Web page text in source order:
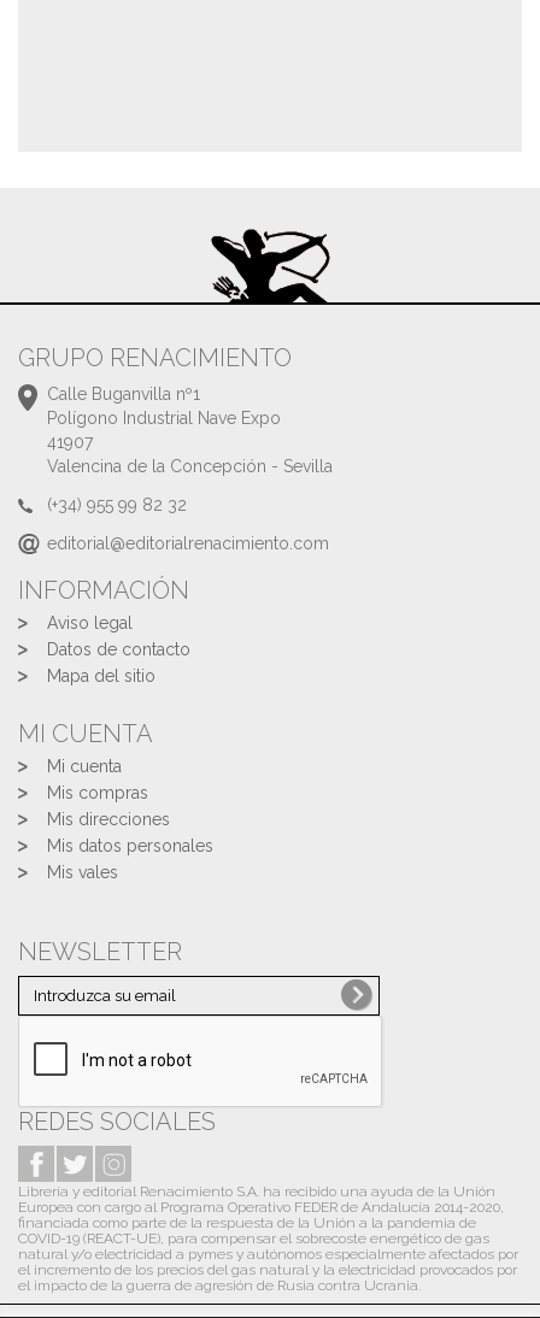
GRUPO RENACIMIENTO
Calle Buganvilla nº1
Polígono Industrial Nave Expo
41907
Valencina de la Concepción - Sevilla
(+34) 955 99 82 32
editorial@editorialrenacimiento.com
INFORMACIÓN
Aviso legal
Datos de contacto
Mapa del sitio
MI CUENTA
Mi cuenta
Mis compras
Mis direcciones
Mis datos personales
Mis vales
NEWSLETTER
REDES SOCIALES
Librería y editorial Renacimiento S.A. ha recibido una ayuda de la Unión
Europea con cargo al Programa Operativo FEDER de Andalucía 2014-2020,
financiada como parte de la respuesta de la Unión a la pandemia de
COVID-19 (REACT-UE), para compensar el sobrecoste energético de gas
natural y/o electricidad a pymes y autónomos especialmente afectados por
el incremento de los precios del gas natural y la electricidad provocados por
el impacto de la guerra de agresión de Rusia contra Ucrania.